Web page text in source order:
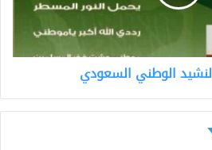
الوطني السعودي